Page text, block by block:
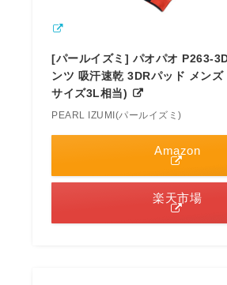
[パールイズミ] パオパオ P263-
ンツ 吸汗速乾 3DRパッド メン
サイズ3L相当)
PEARL IZUMI(パールイズミ)
Amazon
楽天市場